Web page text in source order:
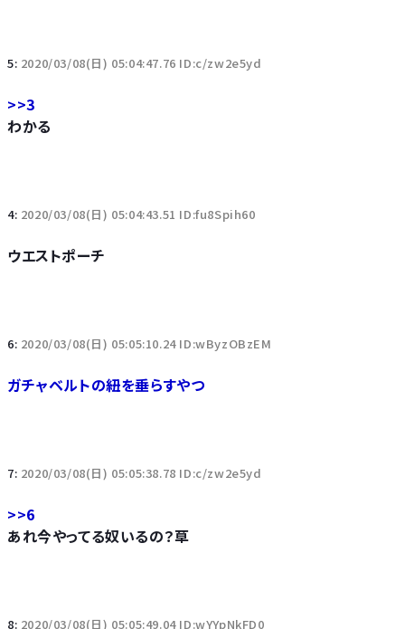
5: 2020/03/08(日) 05:04:47.76 ID:c/zw2e5yd
>>3
わかる
4: 2020/03/08(日) 05:04:43.51 ID:fu8Spih60
ウエストポーチ
6: 2020/03/08(日) 05:05:10.24 ID:wByzOBzEM
ガチャベルトの紐を垂らすやつ
7: 2020/03/08(日) 05:05:38.78 ID:c/zw2e5yd
>>6
あれ今やってる奴いるの？草
8: 2020/03/08(日) 05:05:49.04 ID:wYYpNkFD0